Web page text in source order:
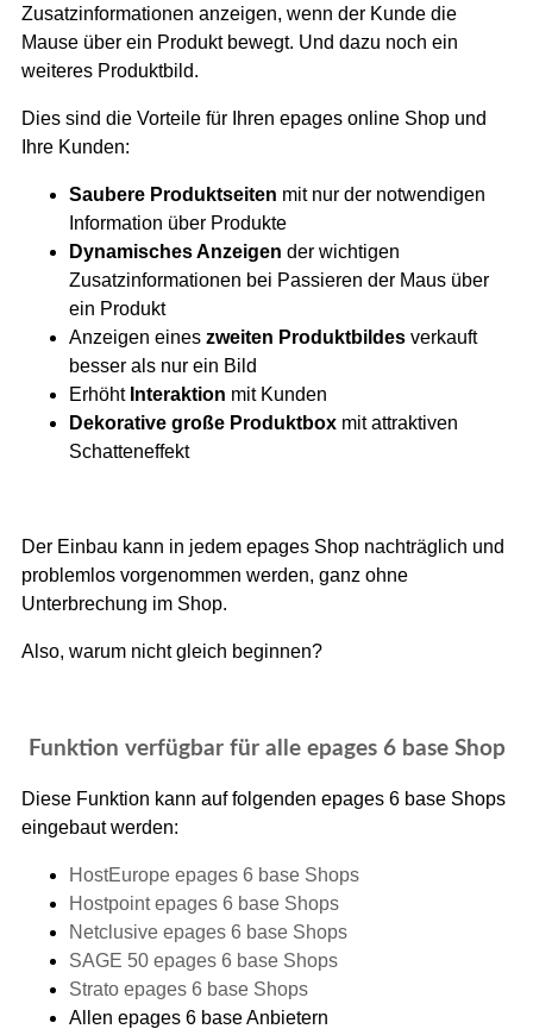
Zusatzinformationen anzeigen, wenn der Kunde die
Mause über ein Produkt bewegt. Und dazu noch ein
weiteres Produktbild.
Dies sind die Vorteile für Ihren epages online Shop und
Ihre Kunden:
Saubere Produktseiten mit nur der notwendigen
Information über Produkte
Dynamisches Anzeigen der wichtigen
Zusatzinformationen bei Passieren der Maus über
ein Produkt
Anzeigen eines zweiten Produktbildesverkauft
besser als nur ein Bild
Erhöht Interaktion mit Kunden
Dekorative große Produktboxmit attraktiven
Schatteneffekt
Der Einbau kann in jedem epages Shop nachträglich und
problemlos vorgenommen werden, ganz ohne
Unterbrechung im Shop.
Also, warum nicht gleich beginnen?
Funktion verfügbar für alle epages 6 base Shop
Diese Funktion kann auf folgenden epages 6 base Shops
eingebaut werden:
HostEurope epages 6 base Shops
Hostpoint epages 6 base Shops
Netclusive epages 6 base Shops
SAGE 50 epages 6 base Shops
Strato epages 6 base Shops
Allen epages 6 base Anbietern